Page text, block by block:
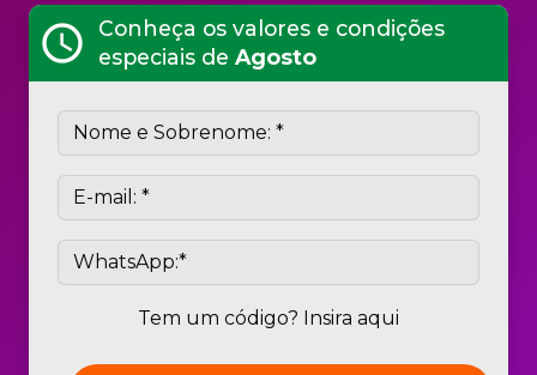
schedule
Conheça os valores e condições
especiais de Agosto
Tem um código? Insira aqui